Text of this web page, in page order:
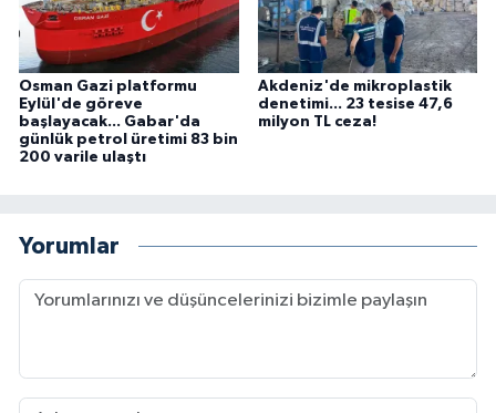
Osman Gazi platformu
Eylül'de göreve
başlayacak... Gabar'da
günlük petrol üretimi 83 bin
200 varile ulaştı
Akdeniz'de mikroplastik
denetimi... 23 tesise 47,6
milyon TL ceza!
Yorumlar